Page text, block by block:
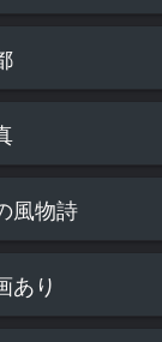
風物詩
あり